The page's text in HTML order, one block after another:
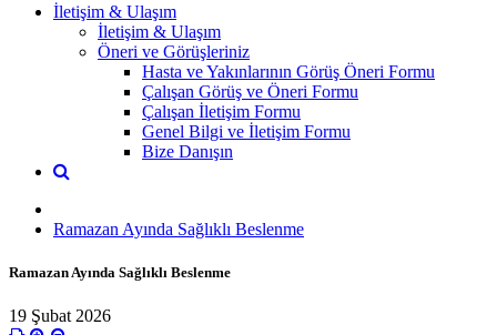
İletişim & Ulaşım
İletişim & Ulaşım
Öneri ve Görüşleriniz
Hasta ve Yakınlarının Görüş Öneri Formu
Çalışan Görüş ve Öneri Formu
Çalışan İletişim Formu
Genel Bilgi ve İletişim Formu
Bize Danışın
Ramazan Ayında Sağlıklı Beslenme
Ramazan Ayında Sağlıklı Beslenme
19 Şubat 2026